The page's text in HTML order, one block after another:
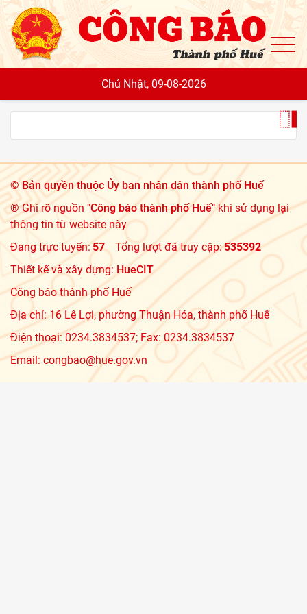
Chủ Nhật, 09-08-2026
©Bản quyền thuộc Ủy ban nhân dân thành phố Huế
® Ghi rõ nguồn "Công báo thành phố Huế"khi sử dụng lại
thông tin từ website này
Đang trực tuyến:57 Tổng lượt đã truy cập:535392
Thiết kế và xây dựng: HueCIT
Công báo thành phố Huế
Địa chỉ: 16 Lê Lợi, phường Thuận Hóa, thành phố Huế
Điện thoại: 0234.3834537; Fax: 0234.3834537
Email: congbao@hue.gov.vn